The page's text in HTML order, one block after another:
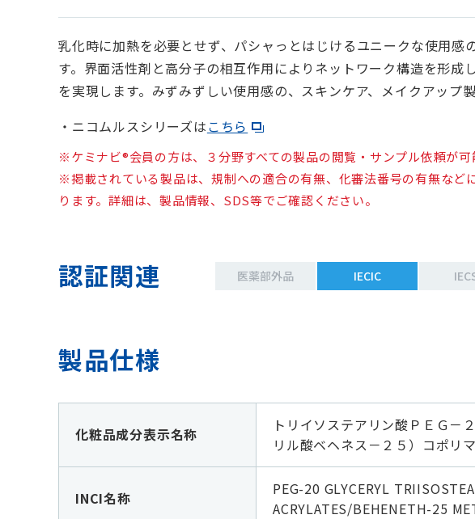
乳化時に加熱を必要とせず、パシャっとはじけるユニークな使用感
す。界面活性剤と高分子の相互作用によりネットワーク構造を形成
を実現します。みずみずしい使用感の、スキンケア、メイクアップ
・ニコムルスシリーズはこちら
※ケミナビ®会員の方は、３分野すべての製品の閲覧・サンプル依頼が可
※掲載されている製品は、規制への適合の有無、化審法番号の有無など
ります。詳細は、製品情報、SDS等でご確認ください。
認証関連 医薬部外品 IECIC
製品仕様
化粧品成分表示名称
トリイソステアリン酸ＰＥＧ－
リル酸ベヘネス－２５）コポリ
INCI名称
PEG-20 GLYCERYL
ACRYLATES/BEHENETH-25